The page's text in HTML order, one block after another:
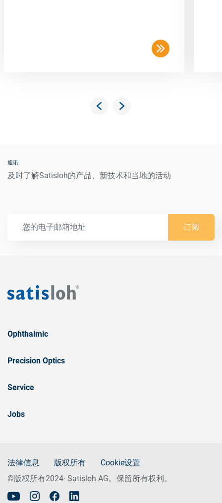
通讯
及时了解Satisloh的产品、新技术和当地的活动
订阅
Ophthalmic
Precision Optics
Service
Jobs
法律信息 版权所有
Cookie设置
©版权所有2024· Satisloh AG。保留所有权利。